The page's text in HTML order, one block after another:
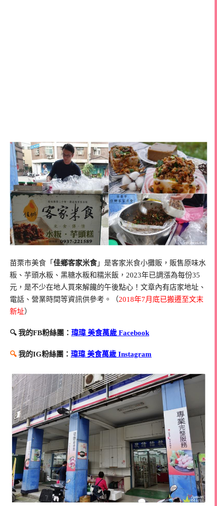
苗栗市美食「 佳鄉客家米食 」是客家米食小攤販，販售原味水
粄、芋頭水粄、黑糖水粄和糯米飯，2023年已調漲為每份35
元，是不少在地人買來解饞的午後點心！文章內有店家地址、
電話、營業時間等資訊供參考。（2018年7月底已搬遷至文末
新址）
🔍 我的FB粉絲團： 瑋瑋 美食萬歲 Facebook
🔍我的IG粉絲團： 瑋瑋 美食萬歲 Instagram